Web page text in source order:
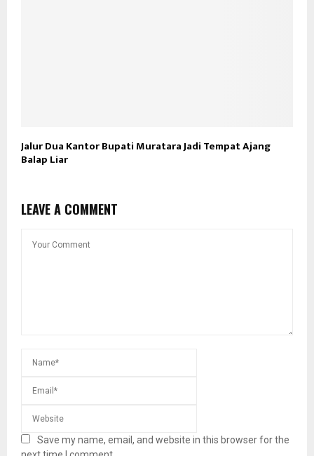
Jalur Dua Kantor Bupati Muratara Jadi Tempat Ajang
Balap Liar
LEAVE A COMMENT
Save my name, email, and website in this browser for the